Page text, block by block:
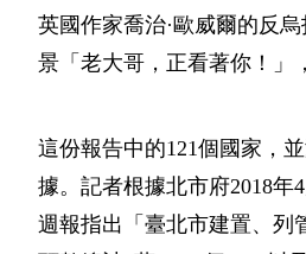
英國作家喬治·歐威爾的反
景「老大哥，正看著你！」
這份報告中的121個國家，
據。記者根據北市府2018年
週報指出「臺北市建置、列